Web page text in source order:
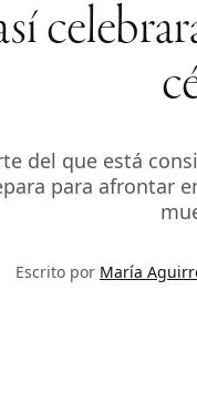
del que está
para afrontar
Escrito por María